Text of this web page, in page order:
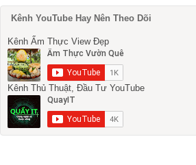
Kênh YouTube Hay Nên Theo Dõi
Kênh Ẩm Thực View Đẹp
Kênh Thủ Thuật, Đầu Tư YouTube